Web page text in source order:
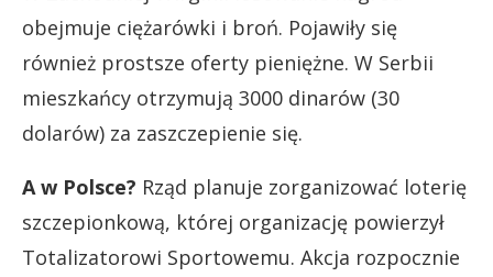
obejmuje ciężarówki i broń. Pojawiły się
również prostsze oferty pieniężne. W Serbii
mieszkańcy otrzymują 3000 dinarów (30
dolarów) za zaszczepienie się.
A w Polsce? Rząd planuje zorganizować loterię
szczepionkową, której organizację powierzył
Totalizatorowi Sportowemu. Akcja rozpocznie